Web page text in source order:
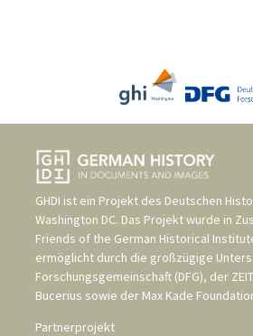
GHDI ist ein Projekt des Deutschen
Washington DC. Das Projekt wurde in
Friends of the German Historical
ermöglicht durch die großzügige
Forschungsgemeinschaft (DFG), der
Bucerius sowie der Max Kade
Partnerprojekt